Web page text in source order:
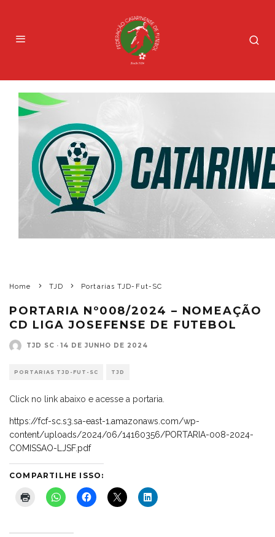
Home TJD Portarias TJD-Fut-SC
PORTARIA Nº008/2024 – NOMEAÇÃO
CD LIGA JOSEFENSE DE FUTEBOL
TJD SC · 14 DE JUNHO DE 2024
PORTARIAS TJD-FUT-SC TJD
Click no link abaixo e acesse a portaria.
https://fcf-sc.s3.sa-east-1.amazonaws.com/wp-
content/uploads/2024/06/14160356/PORTARIA-008-2024-
COMISSAO-LJSF.pdf
COMPARTILHE ISSO: